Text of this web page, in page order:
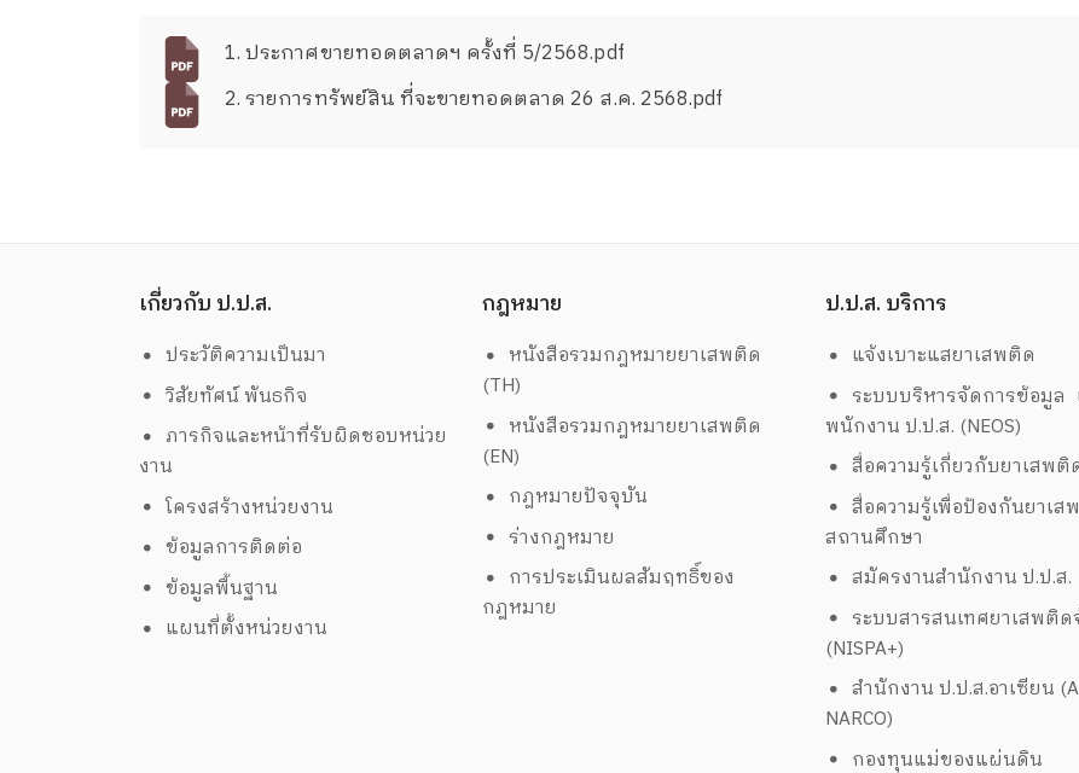
1. ประกาศขายทอดตลาดฯ ครั้งที่ 5/2568.pdf
2. รายการทรัพย์สิน ที่จะขายทอดตลาด 26 ส.ค. 2568.pdf
เกี่ยวกับ ป.ป.ส.
ประวัติความเป็นมา
วิสัยทัศน์ พันธกิจ
ภารกิจและหน้าที่รับผิดชอบหน่วย
งาน
โครงสร้างหน่วยงาน
ข้อมูลการติดต่อ
ข้อมูลพื้นฐาน
แผนที่ตั้งหน่วยงาน
กฎหมาย
หนังสือรวมกฎหมายยาเสพติด
(TH)
หนังสือรวมกฎหมายยาเสพติด
(EN)
กฎหมายปัจจุบัน
ร่างกฎหมาย
การประเมินผลสัมฤทธิ์ของ
กฎหมาย
ป.ป.ส. บริการ
แจ้งเบาะแสยาเสพติด
ระบบบริหารจัดการข้อมูล
พนักงาน ป.ป.ส. (NEOS)
สื่อความรู้เกี่ยวกับยาเสพติ
สื่อความรู้เพื่อป้องกันยาเ
สถานศึกษา
สมัครงานสำนักงาน ป.ป.ส.
ระบบสารสนเทศยาเสพติด
(NISPA+)
สำนักงาน ป.ป.ส.อาเซียน
NARCO)
กองทุนแม่ของแผ่นดิน